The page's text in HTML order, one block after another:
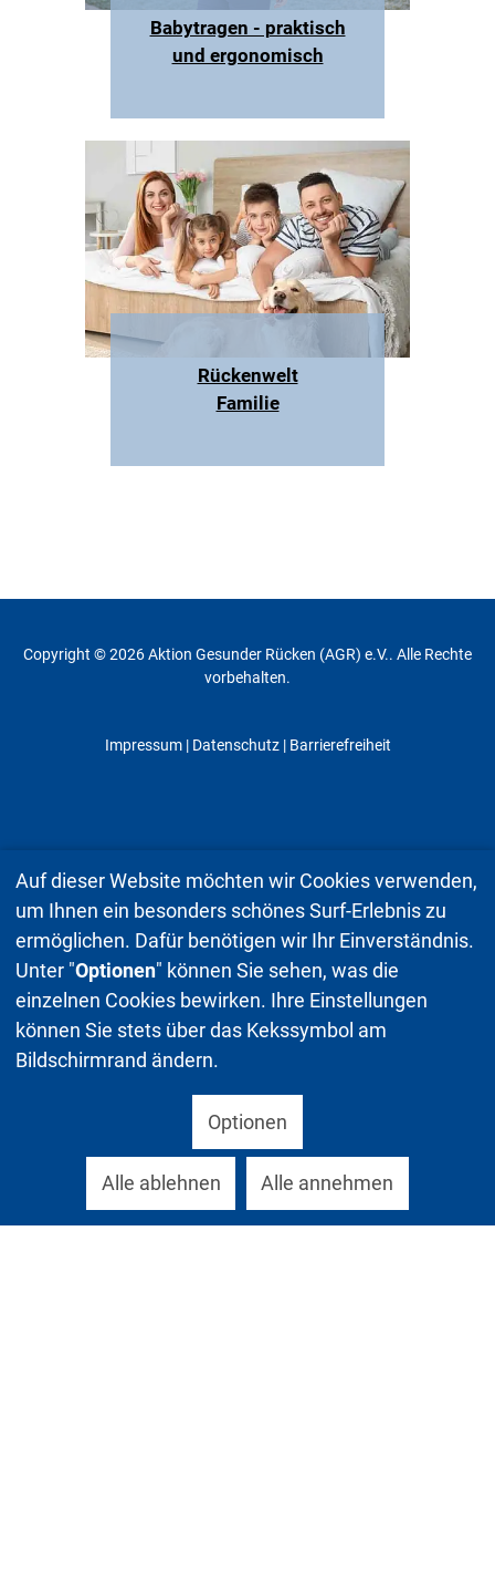
Babytragen - praktisch
und ergonomisch
Rückenwelt
Familie
Copyright © 2026 Aktion Gesunder Rücken (AGR) e.V.. Alle Rechte
vorbehalten.
Impressum| Datenschutz| Barrierefreiheit
Auf dieser Website möchten wir Cookies verwenden,
um Ihnen ein besonders schönes Surf-Erlebnis zu
ermöglichen. Dafür benötigen wir Ihr Einverständnis.
Unter "Optionen" können Sie sehen, was die
einzelnen Cookies bewirken. Ihre Einstellungen
können Sie stets über das Kekssymbol am
Bildschirmrand ändern.
Optionen
Alle ablehnen Alle annehmen